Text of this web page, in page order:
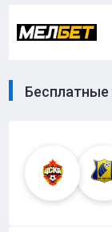
Бесплатные